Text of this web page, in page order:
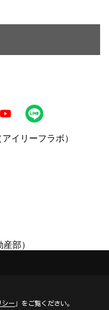
イリーフラボ）
部）
シー 」をご覧ください。